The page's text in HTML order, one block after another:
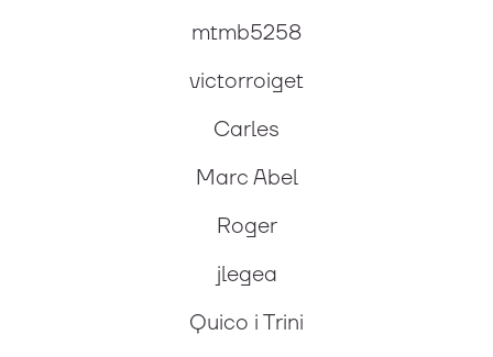
mtmb5258
victorroiget
Carles
Marc Abel
Roger
jlegea
Quico i Trini